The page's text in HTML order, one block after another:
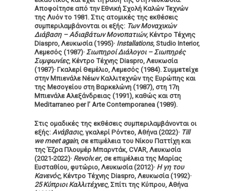
Αποφοίτησε από την Εθνική Σχολή Καλών Τεχνών
της Λυόν το 1981. Στις ατομικές της εκθέσεις
συμπεριλαμβάνονται οι εξής: Των Μοναχικών
Διάβαση – Αδιαβάτων Μονοπατιών, Κέντρο Τέχνης
Diaspro, Λευκωσία (1995)· Installations, Studio Interior,
Λεμεσός (1987)·Σιωπηροί Διάλογοι – Σιωπηρές
Συμφωνίες, Κέντρο Τέχνης Diaspro, Λευκωσία
(1987)· Γκαλερί Θεμέλιο, Λεμεσός (1984). Συμμετείχε
στην Μπιενάλε Νέων Καλλιτεχνών της Ευρώπης και
της Μεσογείου στη Βαρκελώνη (1987), στη 17η
Μπιενάλε Αλεξάνδρειας (1991), καθώς και στη
Meditarraneo per l’ Arte Contemporanea (1989).
Στις ομαδικές της εκθέσεις συμπεριλαμβάνονται οι
εξής:Ανάβασις, γκαλερί Ρόντεο, Αθήνα (2022)· Till
we meet again, σε επιμέλεια του Νίκου Παττίχη και
της Έζρα Πλουμέρ Μπαρντάκ, CVAR, Λευκωσία
(2021-2022)· Revolv.er, σε επιμέλεια της Μαρίας
Ευσταθίου, φυτώριο, Λευκωσία (2012)· Η γη του
Κανενός, Κέντρο Τέχνης Diaspro, Λευκωσία (1992)·
25 Κύπριοι Καλλιτέχνες, Σπίτι της Κύπρου, Αθήνα